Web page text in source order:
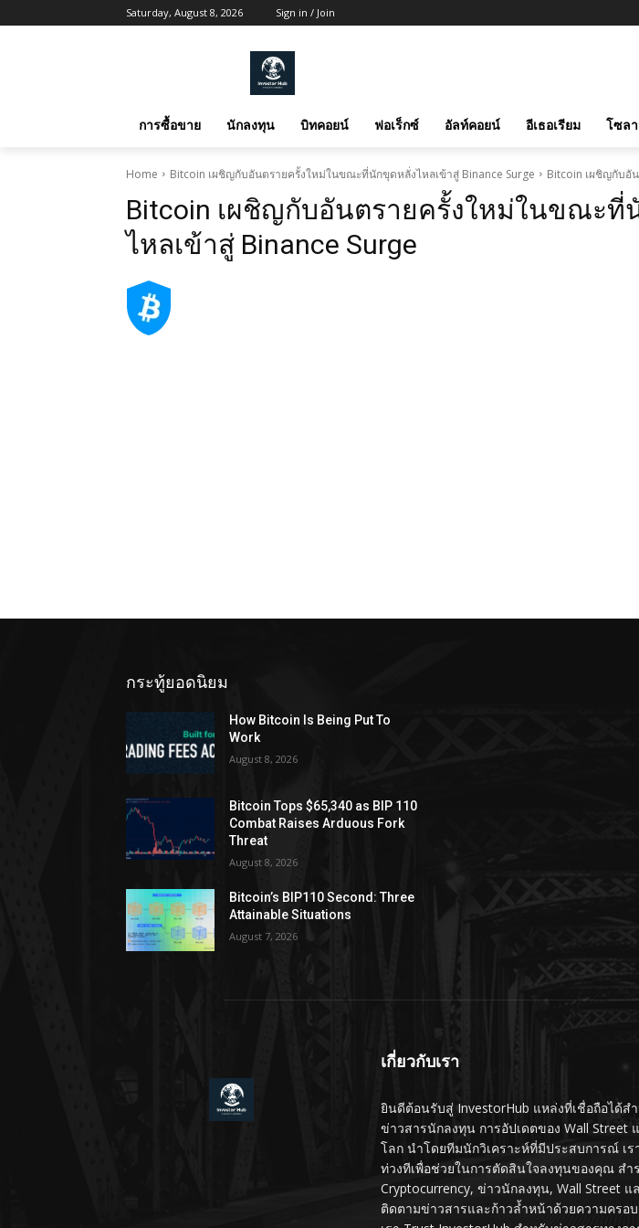
Saturday, August 8, 2026 Sign in / Join
การซื้อขาย นักลงทุน บิทคอยน์ ฟอเร็กซ์ อัลท์คอยน์ อีเธอเรียม โซล
Home Bitcoin เผชิญกับอันตรายครั้งใหม่ในขณะที่นักขุดหลั่งไหลเข้าสู่ Binance Surge Bitcoin เผชิญกับอั
Bitcoin เผชิญกับอันตรายครั้งใหม่ในขณะที่
ไหลเข้าสู่ Binance Surge
กระทู้ยอดนิยม
How Bitcoin Is Being Put To
Work
August 8, 2026
Bitcoin Tops $65,340 as BIP 110
Combat Raises Arduous Fork
Threat
August 8, 2026
Bitcoin’s BIP110 Second: Three
Attainable Situations
August 7, 2026
เกี่ยวกับเรา
ยินดีต้อนรับสู่ InvestorHub แหล่งที่เชื่อถือได้ส
ข่าวสารนักลงทุน การอัปเดตของ Wall Street
โลก นำโดยทีมนักวิเคราะห์ที่มีประสบการณ์ เ
ท่วงทีเพื่อช่วยในการตัดสินใจลงทุนของคุณ สำ
Cryptocurrency, ข่าวนักลงทุน, Wall Street แ
ติดตามข่าวสารและก้าวล้ำหน้าด้วยความครอ